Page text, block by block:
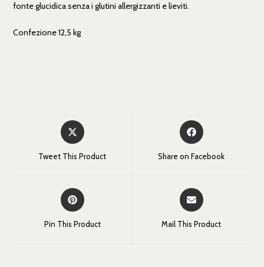
fonte glucidica senza i glutini allergizzanti e lieviti.
Confezione 12,5 kg
Tweet This Product Share on Facebook
Pin This Product Mail This Product